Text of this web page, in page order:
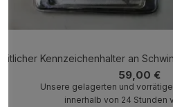
Seitlicher Kennzeichenhalter an
59,00 €
Unsere gelagerten und
innerhalb von 24 Stunden